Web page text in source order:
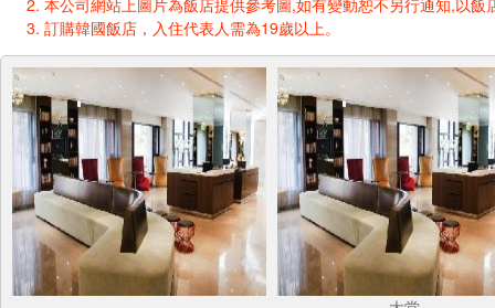
本公司網站上圖片為飯店提供參考圖,如有變動恕不另行通知,以飯
訂購韓國飯店，入住代表人需為19歲以上。